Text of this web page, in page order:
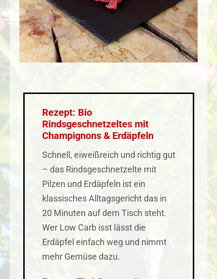
Rezept: Bio
Rindsgeschnetzeltes mit
Champignons & Erdäpfeln
Schnell, eiweißreich und richtig gut
– das Rindsgeschnetzelte mit
Pilzen und Erdäpfeln ist ein
klassisches Alltagsgericht das in
20 Minuten auf dem Tisch steht.
Wer Low Carb isst lässt die
Erdäpfel einfach weg und nimmt
mehr Gemüse dazu.